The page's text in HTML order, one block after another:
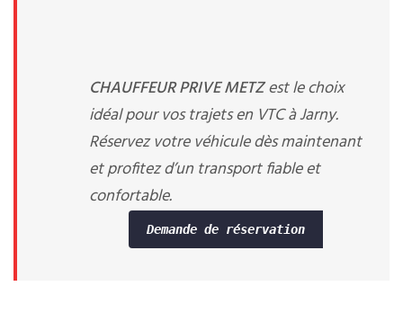
CHAUFFEUR PRIVE METZest le choix
idéal pour vos trajets en VTC à Jarny.
Réservez votre véhicule dès maintenant
et profitez d’un transport fiable et
confortable.
Demande de réservation